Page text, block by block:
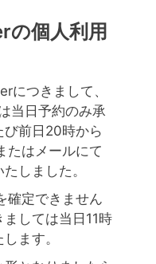
個人利用
につきまして、
当日予約のみ承
び前日20時から
たはメールにて
しました。
確定できません
しては当日11時
ます。